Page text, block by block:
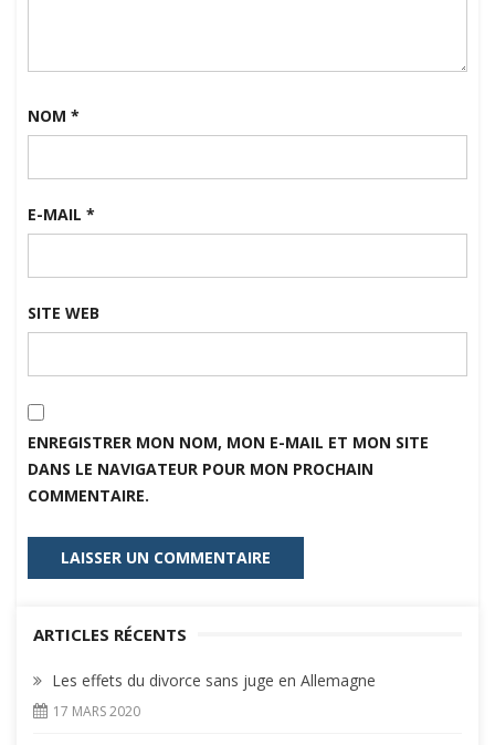
NOM *
E-MAIL *
SITE WEB
ENREGISTRER MON NOM, MON E-MAIL ET MON SITE
DANS LE NAVIGATEUR POUR MON PROCHAIN
COMMENTAIRE.
ARTICLES RÉCENTS
Les effets du divorce sans juge en Allemagne
17 MARS 2020